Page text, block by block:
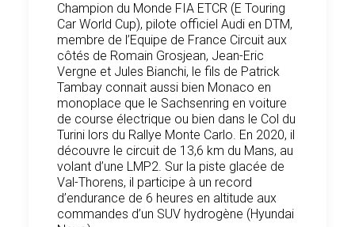
Champion du Monde FIA ETCR (E Touring
Car World Cup), pilote officiel Audi en DTM,
membre de l’Equipe de France Circuit aux
côtés de Romain Grosjean, Jean-Eric
Vergne et Jules Bianchi, le fils de Patrick
Tambay connait aussi bien Monaco en
monoplace que le Sachsenring en voiture
de course électrique ou bien dans le Col du
Turini lors du Rallye Monte Carlo. En 2020, il
découvre le circuit de 13,6 km du Mans, au
volant d’une LMP2. Sur la piste glacée de
Val-Thorens, il participe à un record
d’endurance de 6 heures en altitude aux
commandes d’un SUV hydrogène (Hyundai